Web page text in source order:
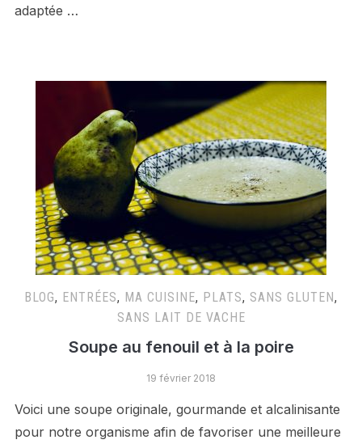
adaptée …
BLOG, ENTRÉES, MA CUISINE, PLATS, SANS GLUTEN,
SANS LAIT DE VACHE
Soupe au fenouil et à la poire
19 février 2018
Voici une soupe originale, gourmande et alcalinisante
pour notre organisme afin de favoriser une meilleure